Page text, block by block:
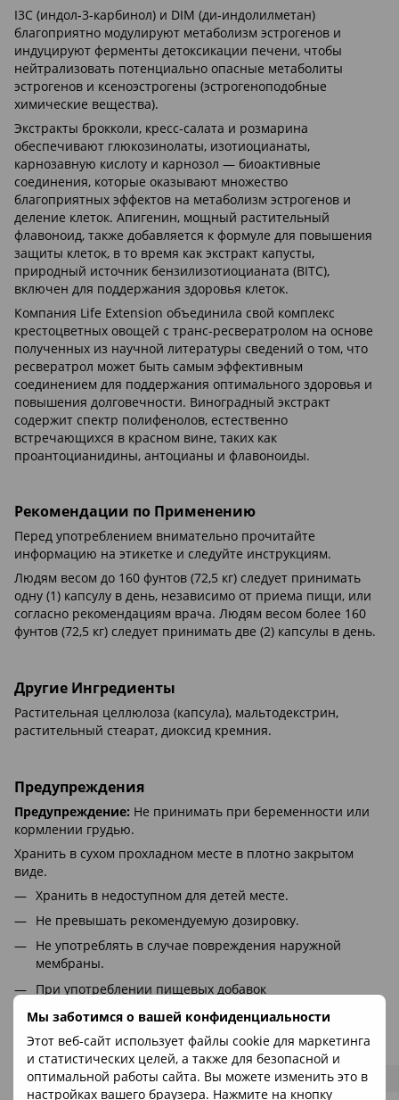
Мы заботимся о вашей конфиденциальности
Этот веб-сайт использует файлы cookie для маркетинга
и статистических целей, а также для безопасной и
оптимальной работы сайта. Вы можете изменить это в
настройках вашего браузера. Нажмите на кнопку
I3C (индол-3-карбинол) и DIM (ди-индолилметан)
благоприятно модулируют метаболизм эстрогенов и
индуцируют ферменты детоксикации печени, чтобы
нейтрализовать потенциально опасные метаболиты
эстрогенов и ксеноэстрогены (эстрогеноподобные
химические вещества).
Экстракты брокколи, кресс-салата и розмарина
обеспечивают глюкозинолаты, изотиоцианаты,
карнозавную кислоту и карнозол — биоактивные
соединения, которые оказывают множество
благоприятных эффектов на метаболизм эстрогенов и
деление клеток. Апигенин, мощный растительный
флавоноид, также добавляется к формуле для повышения
защиты клеток, в то время как экстракт капусты,
природный источник бензилизотиоцианата (BITC),
включен для поддержания здоровья клеток.
Компания Life Extension объединила свой комплекс
крестоцветных овощей с транс-ресвератролом на основе
полученных из научной литературы сведений о том, что
ресвератрол может быть самым эффективным
соединением для поддержания оптимального здоровья и
повышения долговечности. Виноградный экстракт
содержит спектр полифенолов, естественно
встречающихся в красном вине, таких как
проантоцианидины, антоцианы и флавоноиды.
Рекомендации по Применению
Перед употреблением внимательно прочитайте
информацию на этикетке и следуйте инструкциям.
Людям весом до 160 фунтов (72,5 кг) следует принимать
одну (1) капсулу в день, независимо от приема пищи, или
согласно рекомендациям врача. Людям весом более 160
фунтов (72,5 кг) следует принимать две (2) капсулы в день.
Другие Ингредиенты
Растительная целлюлоза (капсула), мальтодекстрин,
растительный стеарат, диоксид кремния.
Предупреждения
Предупреждение: Не принимать при беременности или
кормлении грудью.
Хранить в сухом прохладном месте в плотно закрытом
виде.
Хранить в недоступном для детей месте.
Не превышать рекомендуемую дозировку.
Не употреблять в случае повреждения наружной
мембраны.
При употреблении пищевых добавок
лечение, беременны или кормите грудью.
Дополнительные факты